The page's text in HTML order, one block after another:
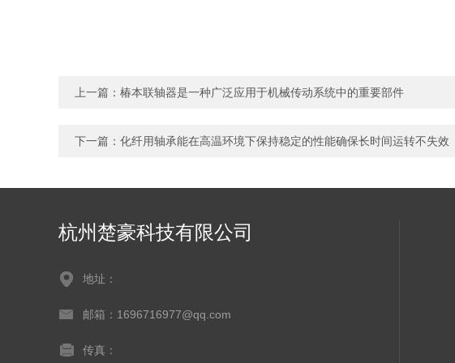
上一篇： 椿本联轴器是一种广泛应用于机械传动系统中的重要部件
下一篇： 化纤用轴承能在高温环境下保持稳定的性能确保长时间运转不失效
杭州楚豪科技有限公司
地址：
邮箱：1696716977@qq.com
传真：